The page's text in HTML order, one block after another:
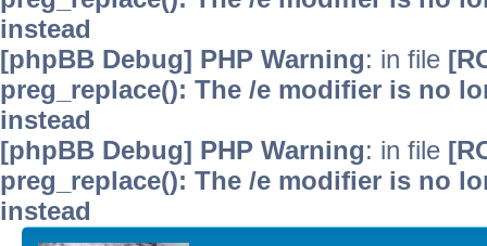
instead
[phpBB Debug] PHP Warning: in file
preg_replace(): The /e modifier is no
instead
[phpBB Debug] PHP Warning: in file
preg_replace(): The /e modifier is no
instead